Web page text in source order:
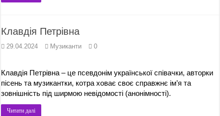
Клавдія Петрівна
29.04.2024 Музиканти 0
Клавдія Петрівна – це псевдонім української співачки, авторки
пісень та музикантки, котра ховає своє справжнє ім’я та
зовнішність під ширмою невідомості (анонімності).
Читати далі